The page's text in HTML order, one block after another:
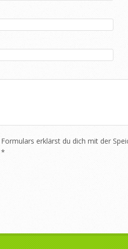
erklärst du dich mit der
*